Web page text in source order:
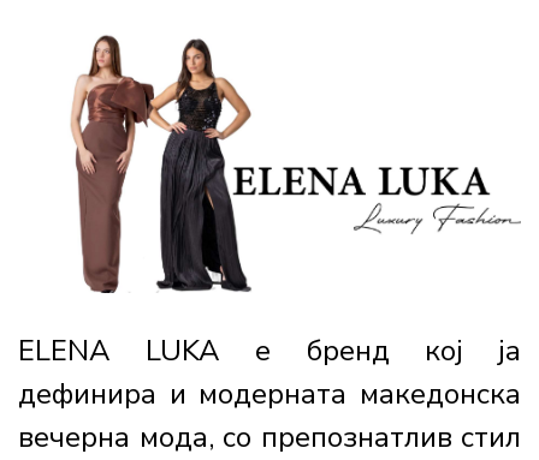
ELENA LUKA е бренд кој ја
дефинира и модерната македонска
вечерна мода, со препознатлив стил